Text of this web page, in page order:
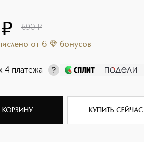
¤ 690 ¤
от 6 бонусов
4 платежа
КОРЗИНУ КУПИТЬ СЕЙЧАС